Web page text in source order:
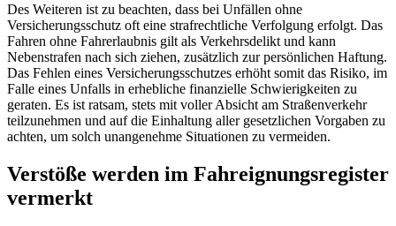
Des Weiteren ist zu beachten, dass bei Unfällen ohne
Versicherungsschutz oft eine strafrechtliche Verfolgung erfolgt. Das
Fahren ohne Fahrerlaubnis gilt als Verkehrsdelikt und kann
Nebenstrafen nach sich ziehen, zusätzlich zur persönlichen Haftung.
Das Fehlen eines Versicherungsschutzes erhöht somit das Risiko, im
Falle eines Unfalls in erhebliche finanzielle Schwierigkeiten zu
geraten. Es ist ratsam, stets mit voller Absicht am Straßenverkehr
teilzunehmen und auf die Einhaltung aller gesetzlichen Vorgaben zu
achten, um solch unangenehme Situationen zu vermeiden.
Verstöße werden im Fahreignungsregister
vermerkt